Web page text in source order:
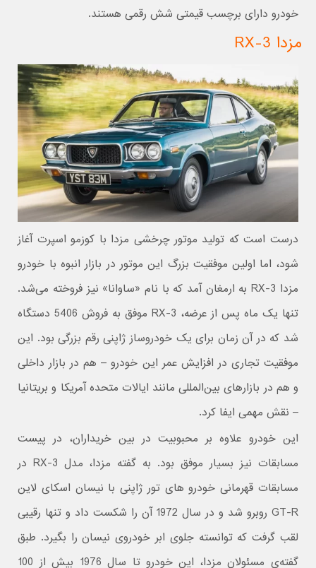
خودرو دارای برچسب قیمتی شش رقمی هستند.
مزدا RX-3
درست است که تولید موتور چرخشی مزدا با کوزمو اسپرت آغاز
شود، اما اولین موفقیت بزرگ این موتور در بازار انبوه با خودرو
مزدا RX-3 به ارمغان آمد که با نام «ساوانا» نیز فروخته می‌شد.
تنها یک ماه پس از عرضه، RX-3 موفق به فروش 5406 دستگاه
شد که در آن زمان برای یک خودروساز ژاپنی رقم بزرگی بود. این
موفقیت تجاری در افزایش عمر این خودرو – هم در بازار داخلی
و هم در بازارهای بین‌المللی مانند ایالات متحده آمریکا و بریتانیا
– نقش مهمی ایفا کرد.
این خودرو علاوه بر محبوبیت در بین خریداران، در پیست
مسابقات نیز بسیار موفق بود. به گفته مزدا، مدل RX-3 در
مسابقات قهرمانی خودرو های تور ژاپنی با نیسان اسکای لاین
GT-R روبرو شد و در سال 1972 آن را شکست داد و تنها رقیبی
لقب گرفت که توانسته جلوی ابر خودروی نیسان را بگیرد. طبق
گفته‌ی مسئولان مزدا، این خودرو تا سال 1976 بیش از 100